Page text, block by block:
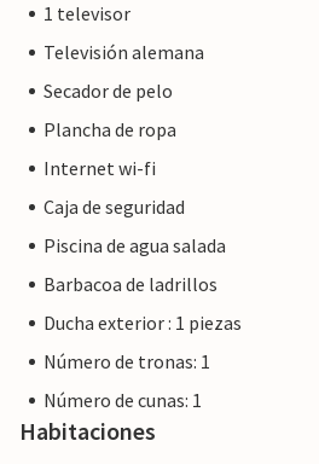
1 televisor
Televisión alemana
Secador de pelo
Plancha de ropa
Internet wi-fi
Caja de seguridad
Piscina de agua salada
Barbacoa de ladrillos
Ducha exterior : 1 piezas
Número de tronas: 1
Número de cunas: 1
Habitaciones